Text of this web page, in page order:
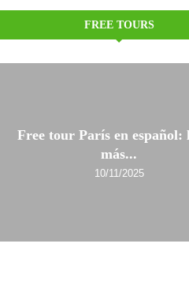
FREE TOURS
Free tour París en español:
más...
10/11/2025